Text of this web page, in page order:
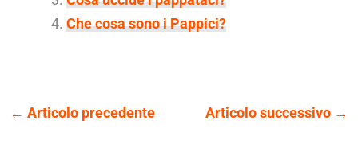
Che cosa sono i Pappici?
← Articolo precedente Articolo successivo →